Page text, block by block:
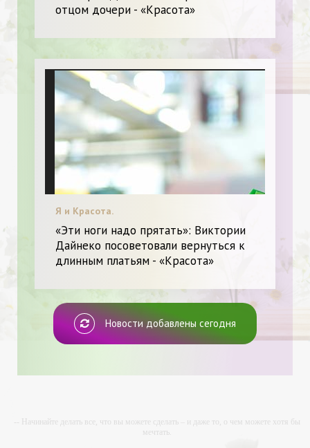
отцом дочери - «Красота»
Я и Красота.
«Эти ноги надо прятать»: Виктории
Дайнеко посоветовали вернуться к
длинным платьям - «Красота»
Новости добавлены сегодня
-- Начинайте делать все, что вы можете сделать – и даже то, о чем можете хотя бы
мечтать.